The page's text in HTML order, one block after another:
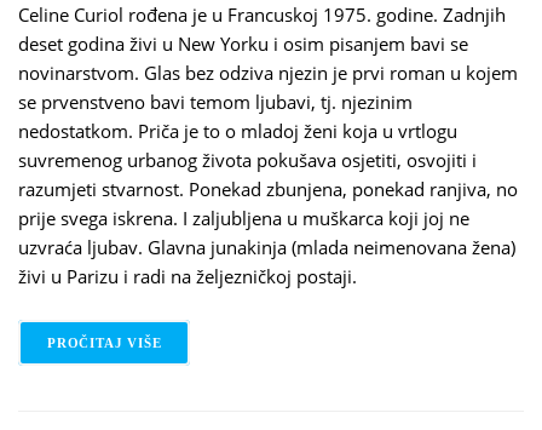
Celine Curiol rođena je u Francuskoj 1975. godine. Zadnjih
deset godina živi u New Yorku i osim pisanjem bavi se
novinarstvom. Glas bez odziva njezin je prvi roman u kojem
se prvenstveno bavi temom ljubavi, tj. njezinim
nedostatkom. Priča je to o mladoj ženi koja u vrtlogu
suvremenog urbanog života pokušava osjetiti, osvojiti i
razumjeti stvarnost. Ponekad zbunjena, ponekad ranjiva, no
prije svega iskrena. I zaljubljena u muškarca koji joj ne
uzvraća ljubav. Glavna junakinja (mlada neimenovana žena)
živi u Parizu i radi na željezničkoj postaji.
PROČITAJ VIŠE